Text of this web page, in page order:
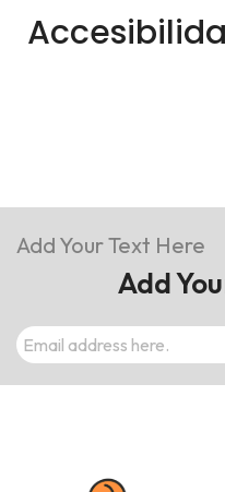
Add Your Text Here
Add